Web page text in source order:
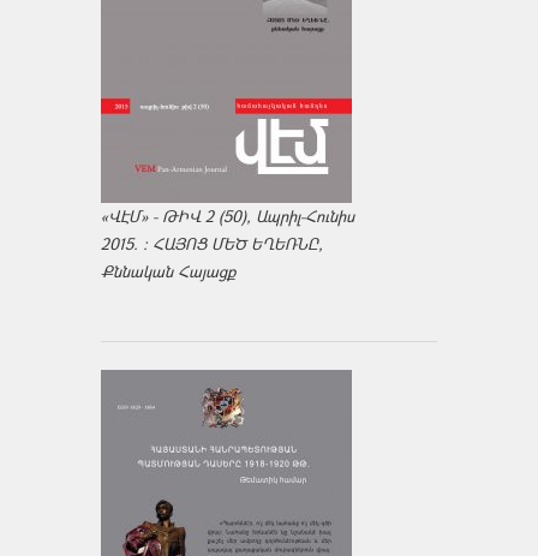
«ՎԷՄ» - ԹԻՎ 2 (50), Ապրիլ-Հունիս
2015. : ՀԱՅՈՑ ՄԵԾ ԵՂԵՌՆԸ,
Քննական Հայացք